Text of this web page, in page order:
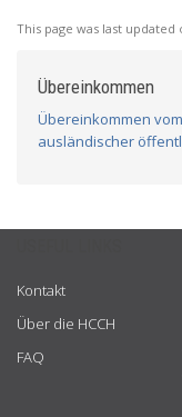
This page was last updated
Übereinkommen
Übereinkommen
ausländischer
Kontakt
Über die HCCH
FAQ